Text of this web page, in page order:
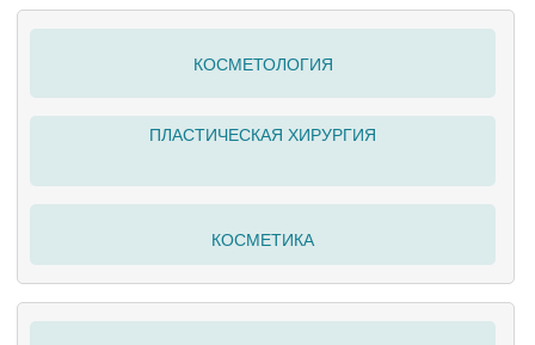
КОСМЕТОЛОГИЯ
ПЛАСТИЧЕСКАЯ ХИРУРГИЯ
КОСМЕТИКА